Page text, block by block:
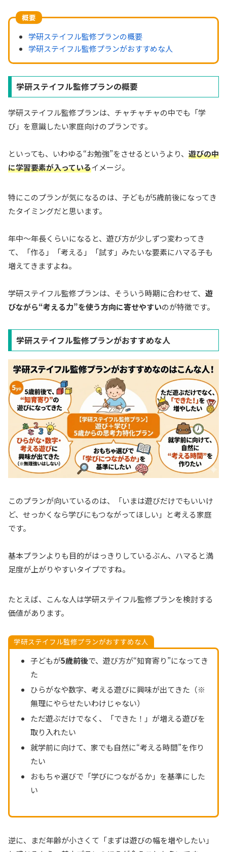
概要
学研ステイフル監修プランの概要
学研ステイフル監修プランがおすすめな人
学研ステイフル監修プランの概要
学研ステイフル監修プランは、チャチャチャの中でも「学
び」を意識したい家庭向けのプランです。
といっても、いわゆる“お勉強”をさせるというより、 遊びの中
に学習要素が入っているイメージ。
特にこのプランが気になるのは、子どもが5歳前後になってき
たタイミングだと思います。
年中〜年長くらいになると、遊び方が少しずつ変わってき
て、「作る」「考える」「試す」みたいな要素にハマる子も
増えてきますよね。
学研ステイフル監修プランは、そういう時期に合わせて、 遊
びながら“考える力”を使う方向に寄せやすいのが特徴です。
学研ステイフル監修プランがおすすめな人
このプランが向いているのは、「いまは遊びだけでもいいけ
ど、せっかくなら学びにもつながってほしい」と考える家庭
です。
基本プランよりも目的がはっきりしているぶん、ハマると満
足度が上がりやすいタイプですね。
たとえば、こんな人は学研ステイフル監修プランを検討する
価値があります。
学研ステイフル監修プランがおすすめな人
子どもが5歳前後で、遊び方が“知育寄り”になってき
た
ひらがなや数字、考える遊びに興味が出てきた（※
無理にやらせたいわけじゃない）
ただ遊ぶだけでなく、「できた！」が増える遊びを
取り入れたい
就学前に向けて、家でも自然に“考える時間”を作り
たい
おもちゃ選びで「学びにつながるか」を基準にした
い
逆に、まだ年齢が小さくて「まずは遊びの幅を増やしたい」